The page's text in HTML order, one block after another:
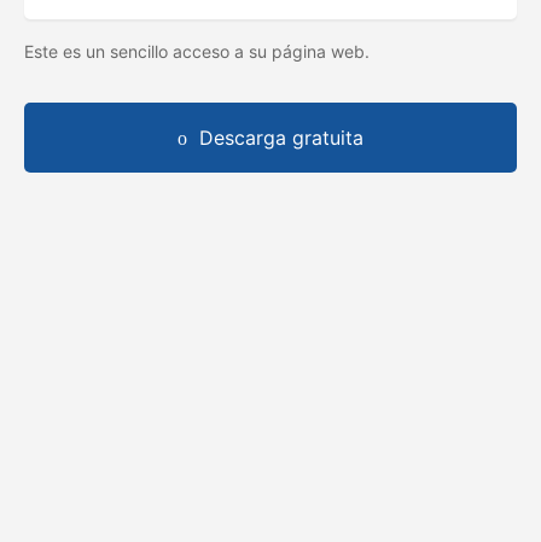
Este es un sencillo acceso a su página web.
Descarga gratuita